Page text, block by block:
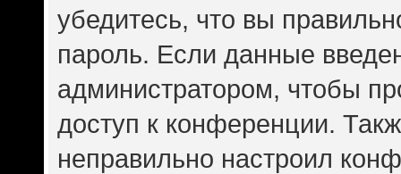
убедитесь, что вы
пароль. Если данные
администратором, чтобы
доступ к конференции.
неправильно настроил